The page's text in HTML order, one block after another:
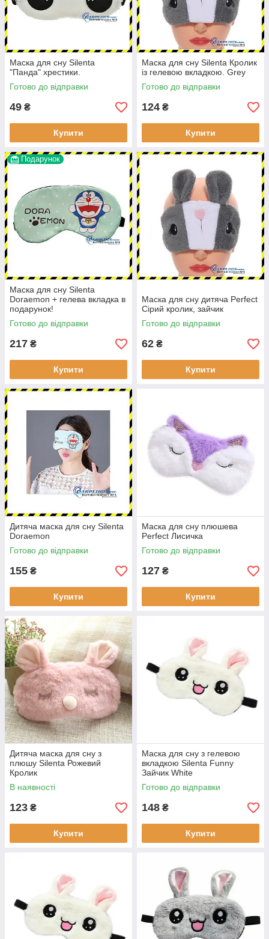
Маска для сну Silenta
"Панда" хрестики.
Готово до відправки
49 ₴
Купити
Маска для сну Silenta Кролик
із гелевою вкладкою. Grey
Готово до відправки
124 ₴
Купити
Подарунок
Маска для сну Silenta
Doraemon + гелева вкладка в
подарунок!
Готово до відправки
217 ₴
Купити
Маска для сну дитяча Perfect
Сірий кролик, зайчик
Готово до відправки
62 ₴
Купити
Дитяча маска для сну Silenta
Doraemon
Готово до відправки
155 ₴
Купити
Маска для сну плюшева
Perfect Лисичка
Готово до відправки
127 ₴
Купити
Дитяча маска для сну з
плюшу Silenta Рожевий
Кролик
В наявності
123 ₴
Купити
Маска для сну з гелевою
вкладкою Silenta Funny
Зайчик White
Готово до відправки
148 ₴
Купити